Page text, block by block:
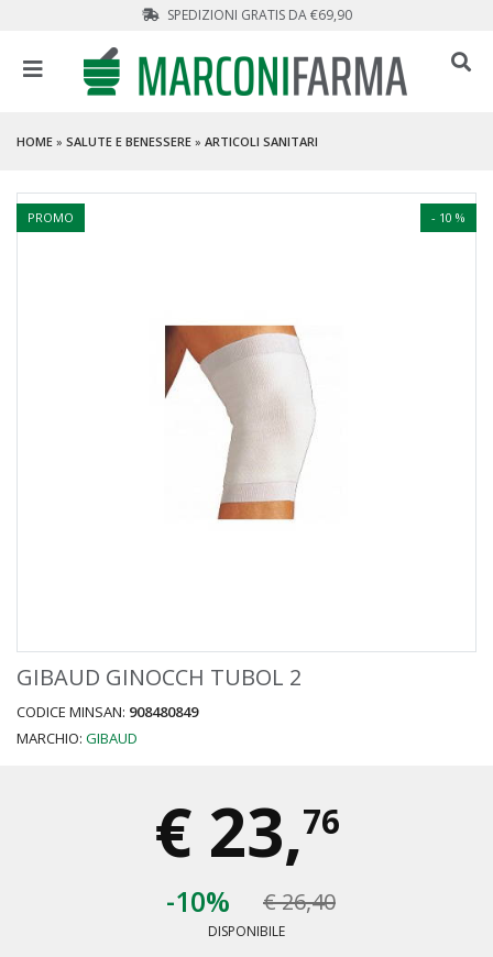
SPEDIZIONI GRATIS DA €69,90
HOME » SALUTE E BENESSERE » ARTICOLI SANITARI
- 10 %
PROMO
GIBAUD GINOCCH TUBOL 2
CODICE MINSAN: 908480849
MARCHIO: GIBAUD
€ 23,76
-10% € 26,40
DISPONIBILE